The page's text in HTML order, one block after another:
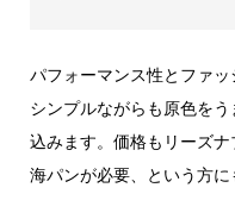
パフォーマンス性とファッ
シンプルながらも原色を
込みます。価格もリーズ
海パンが必要、という方に